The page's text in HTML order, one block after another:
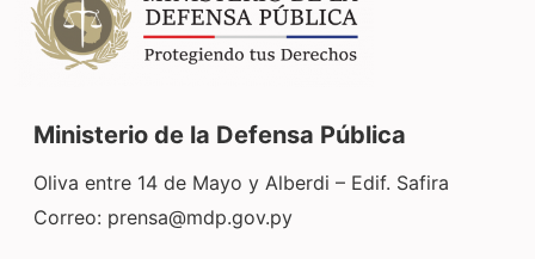
Ministerio de la Defensa Pública
Oliva entre 14 de Mayo y Alberdi – Edif. Safira
Correo: prensa@mdp.gov.py